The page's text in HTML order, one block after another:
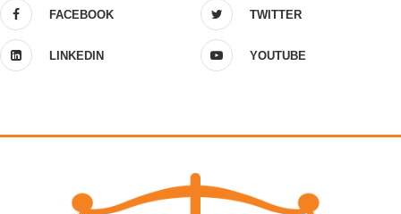
FACEBOOK TWITTER
LINKEDIN YOUTUBE